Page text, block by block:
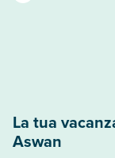
La tua
Aswan